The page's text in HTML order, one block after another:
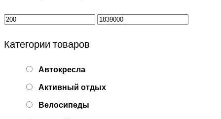
Категории товаров
Автокресла
Активный отдых
Велосипеды